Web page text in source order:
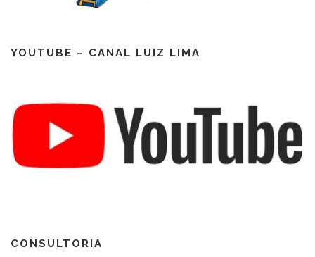
YOUTUBE – CANAL LUIZ LIMA
CONSULTORIA